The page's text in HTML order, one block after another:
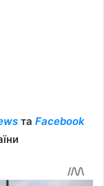
та Facebook